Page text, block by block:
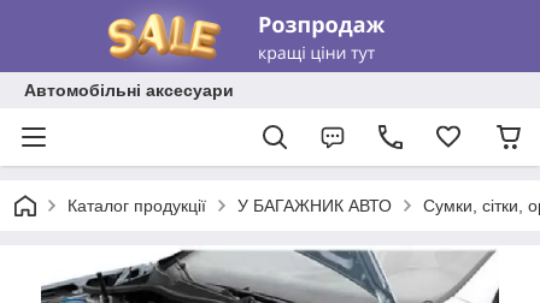
Автомобільні аксесуари
Каталог продукції У БАГАЖНИК АВТО Сумки, сітки,